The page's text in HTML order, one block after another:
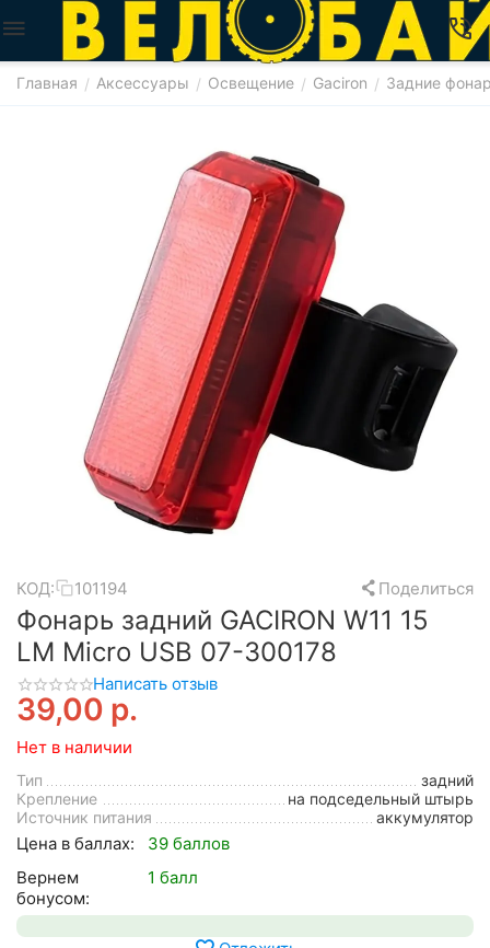
Главная / Аксессуары / Освещение / Gaciron / Задние
КОД: 101194 Поделиться
Фонарь задний GACIRON W11 15
LM Micro USB 07-300178
Написать отзыв
39,00 р.
Нет в наличии
Тип
задний
Крепление
на подседельный штырь
Источник питания
аккумулятор
Цена в баллах:
39 баллов
Вернем
бонусом:
1 балл